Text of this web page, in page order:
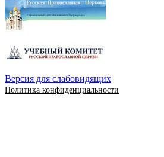
Версия для слабовидящих
Политика конфиденциальности